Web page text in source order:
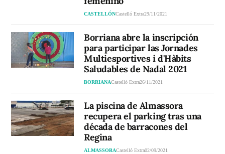
CASTELLÓNCastelló Extra29/11/2021
Borriana abre la inscripción
para participar las Jornades
Multiesportives i d'Hàbits
Saludables de Nadal 2021
BORRIANACastelló Extra26/11/2021
La piscina de Almassora
recupera el parking tras una
década de barracones del
Regina
ALMASSORACastelló Extra02/09/2021